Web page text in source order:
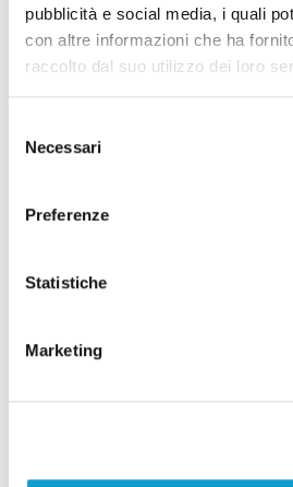
pubblicità e social media, i quali
con altre informazioni che ha
raccolto dal suo utilizzo dei loro
delNecessari
Preferenze
Statistiche
Marketing